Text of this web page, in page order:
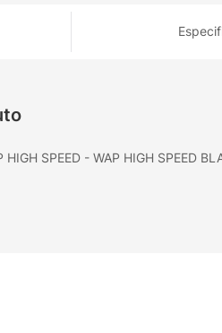
SPEED - WAP HIGH SPEED